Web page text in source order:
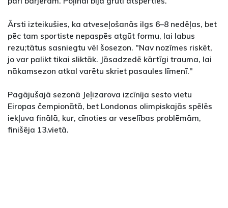
Ārsti izteikušies, ka atveseļošanās ilgs 6–8 nedēļas, bet
pēc tam sportiste nepaspēs atgūt formu, lai labus
rezu;tātus sasniegtu vēl šosezon. "Nav nozīmes riskēt,
jo var palikt tikai sliktāk. Jāsadzedē kārtīgi trauma, lai
nākamsezon atkal varētu skriet pasaules līmenī."
Pagājušajā sezonā Jeļizarova izcīnīja sesto vietu
Eiropas čempionātā, bet Londonas olimpiskajās spēlēs
iekļuva finālā, kur, cīnoties ar veselības problēmām,
finišēja 13.vietā.